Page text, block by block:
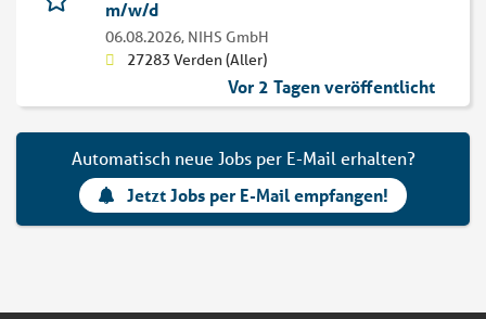
m/w/d
06.08.2026, NIHS GmbH
27283 Verden (Aller)
Vor 2 Tagen veröffentlicht
Automatisch neue Jobs per E-Mail erhalten?
Jetzt Jobs per E-Mail empfangen!